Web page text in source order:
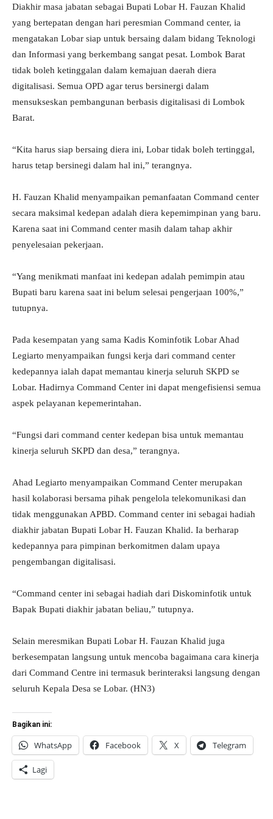
Diakhir masa jabatan sebagai Bupati Lobar H. Fauzan Khalid
yang bertepatan dengan hari peresmian Command center, ia
mengatakan Lobar siap untuk bersaing dalam bidang Teknologi
dan Informasi yang berkembang sangat pesat. Lombok Barat
tidak boleh ketinggalan dalam kemajuan daerah diera
digitalisasi. Semua OPD agar terus bersinergi dalam
mensukseskan pembangunan berbasis digitalisasi di Lombok
Barat.
“Kita harus siap bersaing diera ini, Lobar tidak boleh tertinggal,
harus tetap bersinegi dalam hal ini,” terangnya.
H. Fauzan Khalid menyampaikan pemanfaatan Command center
secara maksimal kedepan adalah diera kepemimpinan yang baru.
Karena saat ini Command center masih dalam tahap akhir
penyelesaian pekerjaan.
“Yang menikmati manfaat ini kedepan adalah pemimpin atau
Bupati baru karena saat ini belum selesai pengerjaan 100%,”
tutupnya.
Pada kesempatan yang sama Kadis Kominfotik Lobar Ahad
Legiarto menyampaikan fungsi kerja dari command center
kedepannya ialah dapat memantau kinerja seluruh SKPD se
Lobar. Hadirnya Command Center ini dapat mengefisiensi semua
aspek pelayanan kepemerintahan.
“Fungsi dari command center kedepan bisa untuk memantau
kinerja seluruh SKPD dan desa,” terangnya.
Ahad Legiarto menyampaikan Command Center merupakan
hasil kolaborasi bersama pihak pengelola telekomunikasi dan
tidak menggunakan APBD. Command center ini sebagai hadiah
diakhir jabatan Bupati Lobar H. Fauzan Khalid. Ia berharap
kedepannya para pimpinan berkomitmen dalam upaya
pengembangan digitalisasi.
“Command center ini sebagai hadiah dari Diskominfotik untuk
Bapak Bupati diakhir jabatan beliau,” tutupnya.
Selain meresmikan Bupati Lobar H. Fauzan Khalid juga
berkesempatan langsung untuk mencoba bagaimana cara kinerja
dari Command Centre ini termasuk berinteraksi langsung dengan
seluruh Kepala Desa se Lobar. (HN3)
Bagikan ini:
WhatsApp Facebook X Telegram
Lagi